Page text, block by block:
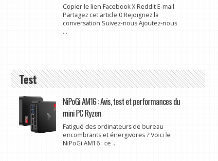
Copier le lien Facebook X Reddit E-mail
Partagez cet article 0 Rejoignez la
conversation Suivez-nous Ajoutez-nous
...
Test
NiPoGi AM16 : Avis, test et performances du
mini PC Ryzen
Fatigué des ordinateurs de bureau
encombrants et énergivores ? Voici le
NiPoGi AM16 : ce ...